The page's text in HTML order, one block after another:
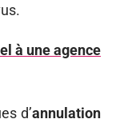
à une agence
d’annulation